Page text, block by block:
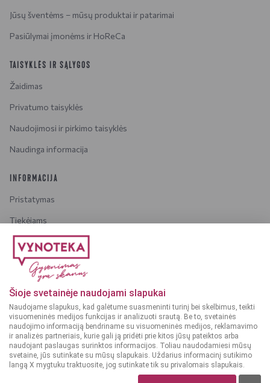
Šioje svetainėje naudojami slapukai
Naudojame slapukus, kad galėtume suasmeninti turinį bei skelbimus, teikti
visuomeninės medijos funkcijas ir analizuoti srautą. Be to, svetainės
naudojimo informaciją bendriname su visuomeninės medijos, reklamavimo
ir analizės partneriais, kurie gali ją pridėti prie kitos jūsų pateiktos arba
naudojant paslaugas surinktos informacijos. Toliau naudodamiesi mūsų
svetaine, jūs sutinkate su mūsų slapukais. Uždarius informacinį sutikimo
langą X mygtuku traktuosite, jog sutinkate tik su privalomais slapukais.
Jūsų šventėms – mūsų produktai ir patarimai
Pasiūlymai įmonėms ir HoReCa
TAISYKLĖS IR SĄLYGOS
Žaidimas
Privatumo taisyklės
Naudojimosi ir pirkimo taisyklės
Naudinga informacija
INFORMACIJA
Pristatymas
Tiekėjams
Karjera
Dažniausiai užduodami klausimai
Dėmesio!
Alkoholinius gėrimus gali įsigyti tik asmenys,
kuriems yra ne mažiau kaip 20 metų.